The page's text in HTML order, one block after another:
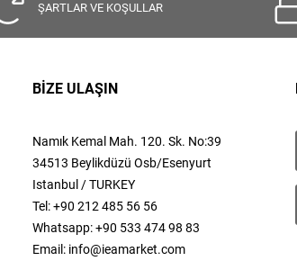
ŞARTLAR VE KOŞULLAR
BİZE ULAŞIN
Namık Kemal Mah. 120. Sk. No:39
34513 Beylikdüzü Osb/Esenyurt
Istanbul / TURKEY
Tel: +90 212 485 56 56
Whatsapp: +90 533 474 98 83
Email: info@ieamarket.com